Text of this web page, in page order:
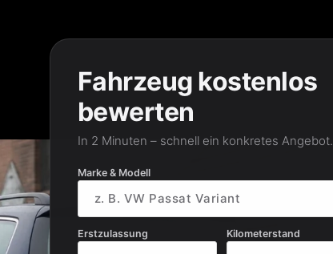
Fahrzeug kostenlos
bewerten
In 2 Minuten – schnell ein konkretes Angebot.
Marke & Modell
Erstzulassung Kilometerstand